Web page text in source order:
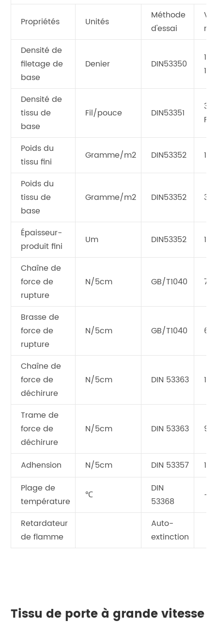
Propriétés Unités
Méthode
d'essai
Densité de
filetage de
base
Denier DIN53350
Densité de
tissu de
base
Fil/pouce DIN53351
Poids du
tissu fini
Gramme/m2 DIN53352
Poids du
tissu de
base
Gramme/m2 DIN53352
Épaisseur-
produit fini
Um DIN53352 100
Chaîne de
force de
rupture
N/5cm GB/T1040
Brasse de
force de
rupture
N/5cm GB/T1040
Chaîne de
force de
déchirure
N/5cm DIN 53363
Trame de
force de
déchirure
N/5cm DIN 53363
Adhension N/5cm DIN 53357
120
Plage de
température
℃
DIN
53368
-
Retardateur
de flamme
Auto-
extinction
Tissu de porte à grande vitesse